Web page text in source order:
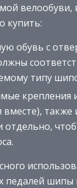
велообуви,
купить:
обувь с
типу
крепления
вместе),
отдельно,
педалей шипы